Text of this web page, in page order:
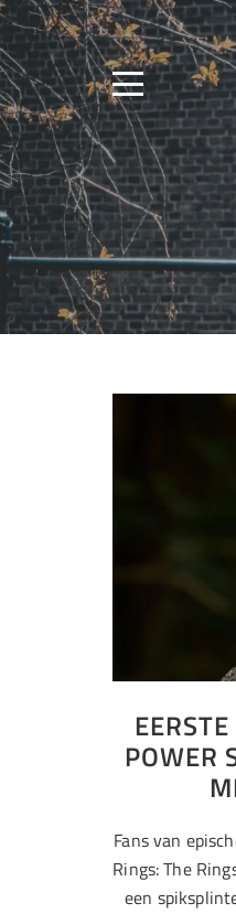
POWER
Fans van
Rings: The
een